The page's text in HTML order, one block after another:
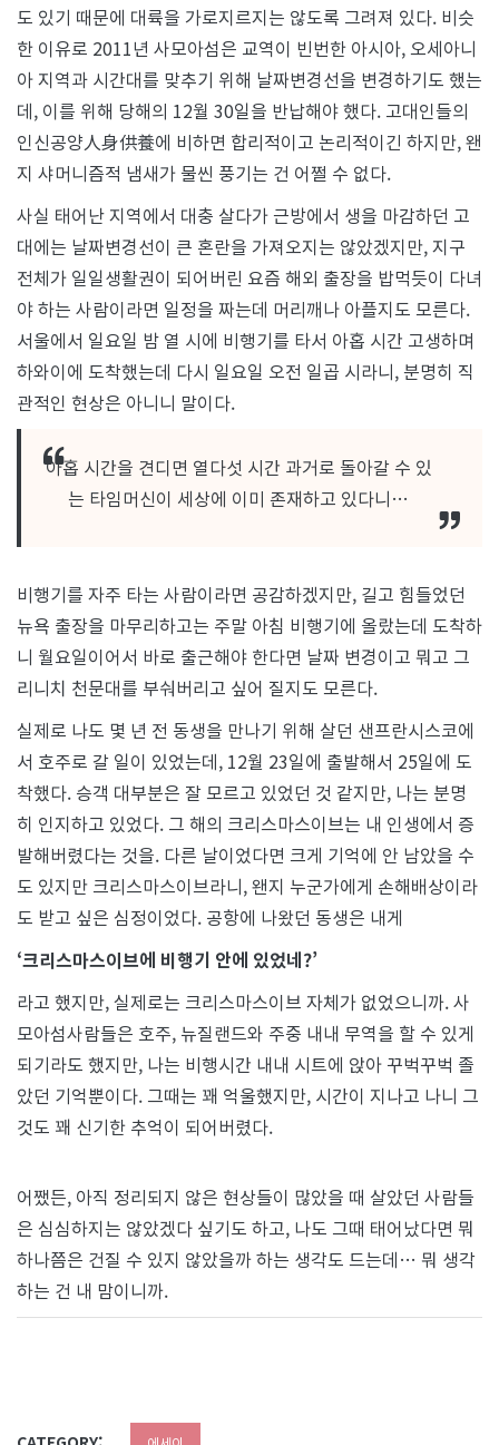
도 있기 때문에 대륙을 가로지르지는 않도록 그려져 있다. 비슷
한 이유로 2011년 사모아섬은 교역이 빈번한 아시아, 오세아니
아 지역과 시간대를 맞추기 위해 날짜변경선을 변경하기도 했는
데, 이를 위해 당해의 12월 30일을 반납해야 했다. 고대인들의
인신공양人身供養에 비하면 합리적이고 논리적이긴 하지만, 왠
지 샤머니즘적 냄새가 물씬 풍기는 건 어쩔 수 없다.
사실 태어난 지역에서 대충 살다가 근방에서 생을 마감하던 고
대에는 날짜변경선이 큰 혼란을 가져오지는 않았겠지만, 지구
전체가 일일생활권이 되어버린 요즘 해외 출장을 밥먹듯이 다녀
야 하는 사람이라면 일정을 짜는데 머리깨나 아플지도 모른다.
서울에서 일요일 밤 열 시에 비행기를 타서 아홉 시간 고생하며
하와이에 도착했는데 다시 일요일 오전 일곱 시라니, 분명히 직
관적인 현상은 아니니 말이다.
아홉 시간을 견디면 열다섯 시간 과거로 돌아갈 수 있
는 타임머신이 세상에 이미 존재하고 있다니…
비행기를 자주 타는 사람이라면 공감하겠지만, 길고 힘들었던
뉴욕 출장을 마무리하고는 주말 아침 비행기에 올랐는데 도착하
니 월요일이어서 바로 출근해야 한다면 날짜 변경이고 뭐고 그
리니치 천문대를 부숴버리고 싶어 질지도 모른다.
실제로 나도 몇 년 전 동생을 만나기 위해 살던 샌프란시스코에
서 호주로 갈 일이 있었는데, 12월 23일에 출발해서 25일에 도
착했다. 승객 대부분은 잘 모르고 있었던 것 같지만, 나는 분명
히 인지하고 있었다. 그 해의 크리스마스이브는 내 인생에서 증
발해버렸다는 것을. 다른 날이었다면 크게 기억에 안 남았을 수
도 있지만 크리스마스이브라니, 왠지 누군가에게 손해배상이라
도 받고 싶은 심정이었다. 공항에 나왔던 동생은 내게
‘크리스마스이브에 비행기 안에 있었네?’
라고 했지만, 실제로는 크리스마스이브 자체가 없었으니까. 사
모아섬사람들은 호주, 뉴질랜드와 주중 내내 무역을 할 수 있게
되기라도 했지만, 나는 비행시간 내내 시트에 앉아 꾸벅꾸벅 졸
았던 기억뿐이다. 그때는 꽤 억울했지만, 시간이 지나고 나니 그
것도 꽤 신기한 추억이 되어버렸다.
어쨌든, 아직 정리되지 않은 현상들이 많았을 때 살았던 사람들
은 심심하지는 않았겠다 싶기도 하고, 나도 그때 태어났다면 뭐
하나쯤은 건질 수 있지 않았을까 하는 생각도 드는데… 뭐 생각
하는 건 내 맘이니까.